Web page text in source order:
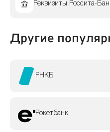
Реквизиты Россита-
Другие
РНКБ
Рокетбанк